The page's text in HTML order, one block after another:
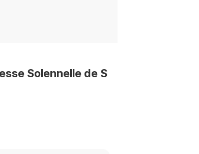
Solennelle de S